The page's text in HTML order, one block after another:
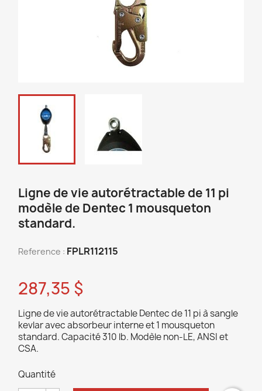
Ligne de vie autorétractable de 11 pi
modèle de Dentec 1 mousqueton
standard.
Reference : FPLR112115
287,35 $
Ligne de vie autorétractable Dentec de 11 pi à sangle
kevlar avec absorbeur interne et 1 mousqueton
standard. Capacité 310 lb. Modèle non-LE, ANSI et
CSA.
Quantité